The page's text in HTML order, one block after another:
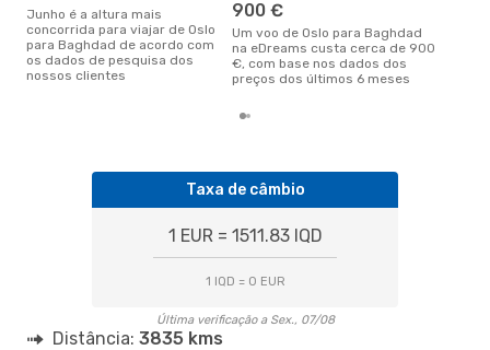
junho é a altura mais
concorrida para viajar de Oslo
para Baghdad de acordo com
os dados de pesquisa dos
nossos clientes
900 €
Um voo de Oslo para Baghdad
na eDreams custa cerca de 900
€, com base nos dados dos
preços dos últimos 6 meses
Taxa de câmbio
1 EUR = 1511.83 IQD
1 IQD = 0 EUR
Última verificação a Sex., 07/08
Distância: 3835 kms